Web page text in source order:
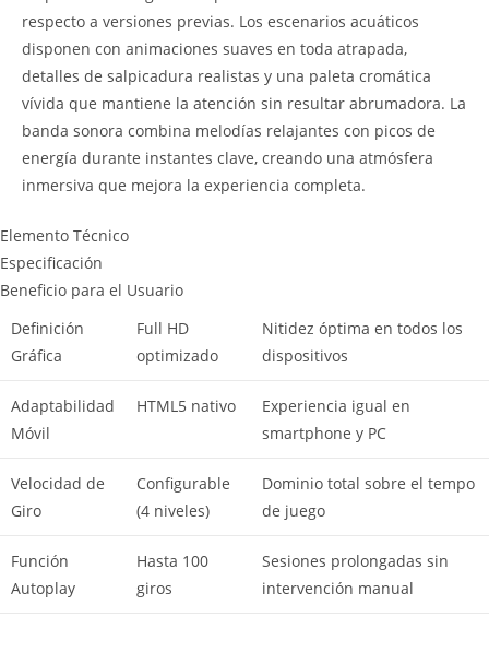
respecto a versiones previas. Los escenarios acuáticos
disponen con animaciones suaves en toda atrapada,
detalles de salpicadura realistas y una paleta cromática
vívida que mantiene la atención sin resultar abrumadora. La
banda sonora combina melodías relajantes con picos de
energía durante instantes clave, creando una atmósfera
inmersiva que mejora la experiencia completa.
Elemento Técnico
Especificación
Beneficio para el Usuario
Definición
Gráfica
Full HD
optimizado
Nitidez óptima en todos los
dispositivos
Adaptabilidad
Móvil
HTML5 nativo
Experiencia igual en
smartphone y PC
Velocidad de
Giro
Configurable
(4 niveles)
Dominio total sobre el tempo
de juego
Función
Autoplay
Hasta 100
giros
Sesiones prolongadas sin
intervención manual